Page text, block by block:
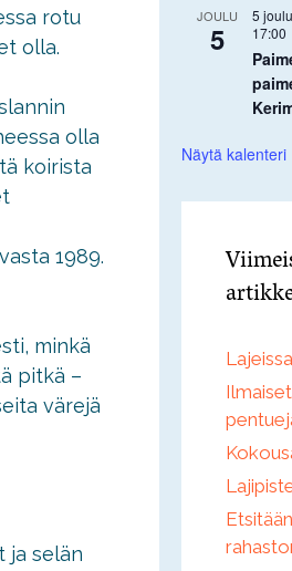
rotu
olla.
olla
koirista
1989.
minkä
pitkä –
värejä
ja selän
JOULU
5
5
17:00
Näytä kalenteri
Ilmaiset